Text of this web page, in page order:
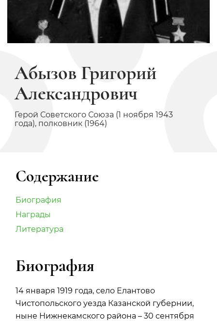
Абызов Григорий
Александрович
Герой Советского Союза (1 ноября 1943
года), полковник (1964)
Содержание
Биография
Награды
Литература
Биография
14 января 1919 года, село Елантово
Чистопольского уезда Казанской губернии,
ныне Нижнекамского района – 30 сентября